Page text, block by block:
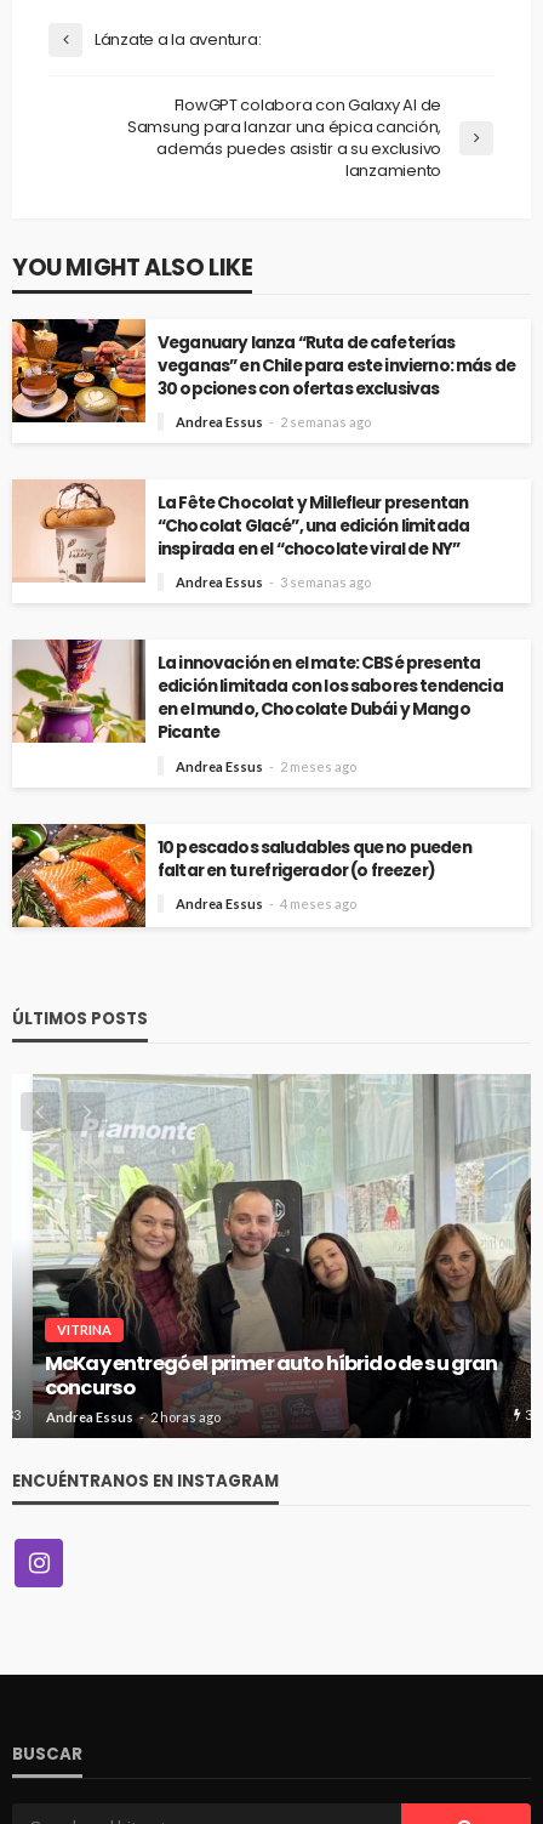
Lánzate a la aventura:
FlowGPT colabora con Galaxy AI de
Samsung para lanzar una épica canción,
además puedes asistir a su exclusivo
lanzamiento
YOU MIGHT ALSO LIKE
Veganuary lanza “Ruta de cafeterías
veganas” en Chile para este invierno: más de
30 opciones con ofertas exclusivas
Andrea Essus 2 semanas ago
La Fête Chocolat y Millefleur presentan
“Chocolat Glacé”, una edición limitada
inspirada en el “chocolate viral de NY”
Andrea Essus 3 semanas ago
La innovación en el mate: CBSé presenta
edición limitada con los sabores tendencia
en el mundo, Chocolate Dubái y Mango
Picante
Andrea Essus 2 meses ago
10 pescados saludables que no pueden
faltar en tu refrigerador (o freezer)
Andrea Essus 4 meses ago
ÚLTIMOS POSTS
VITRINA
McKay entregó el primer auto híbrido de su gran
concurso
Andrea Essus 2 horas ago 36
ENCUÉNTRANOS EN INSTAGRAM
BUSCAR